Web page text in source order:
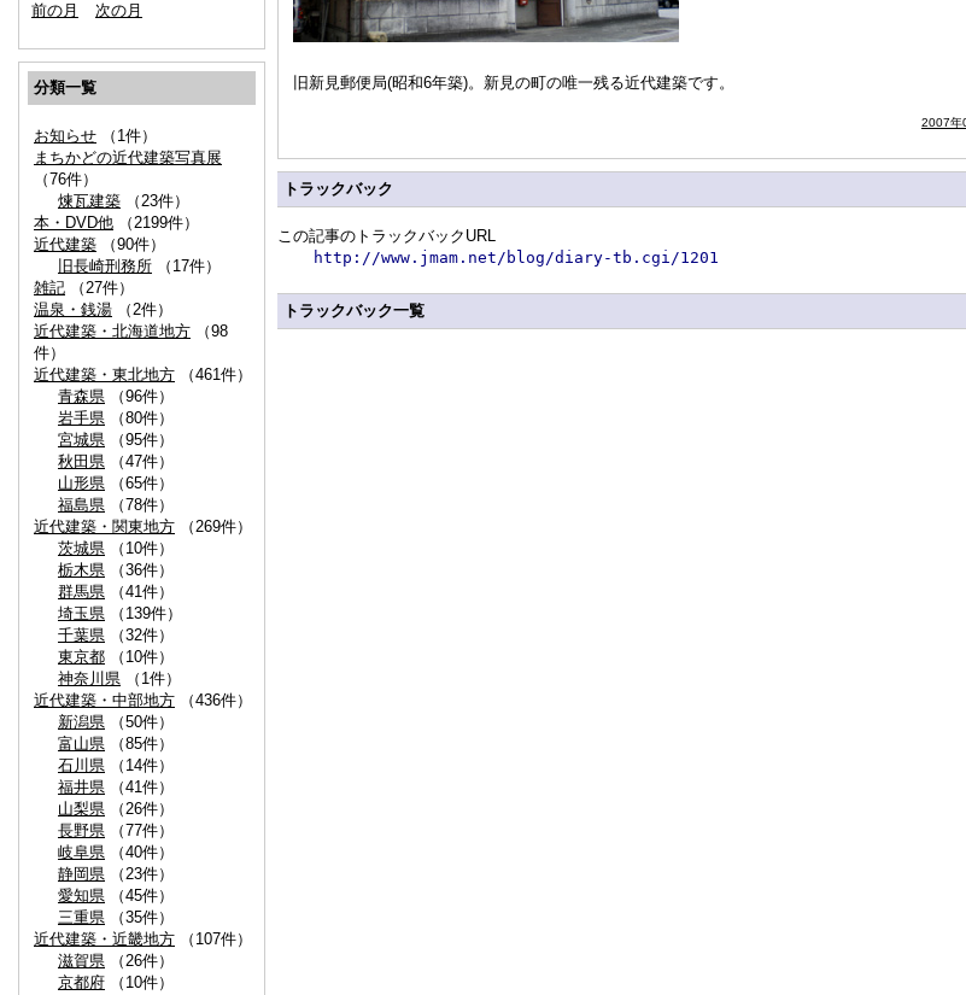
前の月
次の月
分類一覧
お知らせ （1件）
まちかどの近代建築写真展
（76件）
煉瓦建築 （23件）
本・DVD他 （2199件）
近代建築 （90件）
旧長崎刑務所 （17件）
雑記 （27件）
温泉・銭湯 （2件）
近代建築・北海道地方 （98
件）
近代建築・東北地方 （461件）
青森県 （96件）
岩手県 （80件）
宮城県 （95件）
秋田県 （47件）
山形県 （65件）
福島県 （78件）
近代建築・関東地方 （269件）
茨城県 （10件）
栃木県 （36件）
群馬県 （41件）
埼玉県 （139件）
千葉県 （32件）
東京都 （10件）
神奈川県 （1件）
近代建築・中部地方 （436件）
新潟県 （50件）
富山県 （85件）
石川県 （14件）
福井県 （41件）
山梨県 （26件）
長野県 （77件）
岐阜県 （40件）
静岡県 （23件）
愛知県 （45件）
三重県 （35件）
近代建築・近畿地方 （107件）
滋賀県 （26件）
京都府 （10件）
旧新見郵便局(昭和6年築)。新見の町の唯一残る近代建築です。
2007年
トラックバック
この記事のトラックバックURL
http://www.jmam.net/blog/diary-tb.cgi/1201
トラックバック一覧